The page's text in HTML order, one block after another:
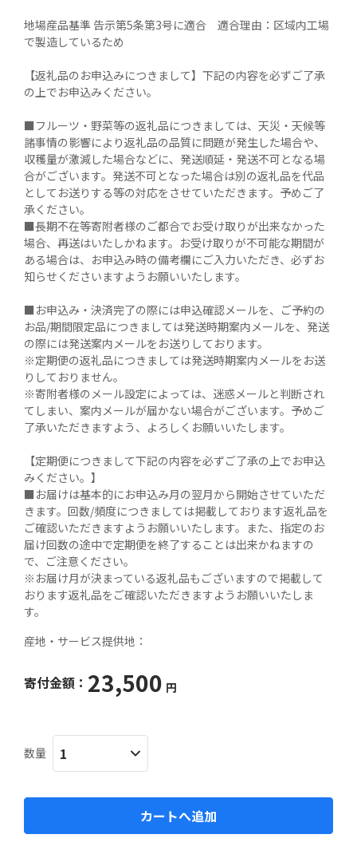
地場産品基準 告示第5条第3号に適合　適合理由：区域内工場
で製造しているため
【返礼品のお申込みにつきまして】下記の内容を必ずご了承
の上でお申込みください。
■フルーツ・野菜等の返礼品につきましては、天災・天候等
諸事情の影響により返礼品の品質に問題が発生した場合や、
収穫量が激減した場合などに、発送順延・発送不可となる場
合がございます。発送不可となった場合は別の返礼品を代品
としてお送りする等の対応をさせていただきます。予めご了
承ください。
■長期不在等寄附者様のご都合でお受け取りが出来なかった
場合、再送はいたしかねます。お受け取りが不可能な期間が
ある場合は、お申込み時の備考欄にご入力いただき、必ずお
知らせくださいますようお願いいたします。
■お申込み・決済完了の際には申込確認メールを、ご予約の
お品/期間限定品につきましては発送時期案内メールを、発送
の際には発送案内メールをお送りしております。
※定期便の返礼品につきましては発送時期案内メールをお送
りしておりません。
※寄附者様のメール設定によっては、迷惑メールと判断され
てしまい、案内メールが届かない場合がございます。予めご
了承いただきますよう、よろしくお願いいたします。
【定期便につきまして下記の内容を必ずご了承の上でお申込
みください。】
■お届けは基本的にお申込み月の翌月から開始させていただ
きます。回数/頻度につきましては掲載しております返礼品を
ご確認いただきますようお願いいたします。また、指定のお
届け回数の途中で定期便を終了することは出来かねますの
で、ご注意ください。
※お届け月が決まっている返礼品もございますので掲載して
おります返礼品をご確認いただきますようお願いいたしま
す。
産地・サービス提供地：
寄付金額： 23,500 円
数量
カートへ追加